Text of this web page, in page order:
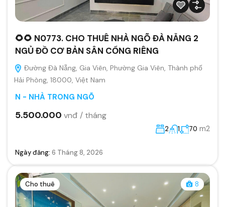
🌻🌻 N0773. CHO THUÊ NHÀ NGÕ ĐÀ NẴNG 2
NGỦ ĐỒ CƠ BẢN SÂN CỔNG RIÊNG
Đường Đà Nẵng, Gia Viên, Phường Gia Viên, Thành phố
Hải Phòng, 18000, Việt Nam
N - NHÀ TRONG NGÕ
5.500.000 vnđ / tháng
2 1 70 m2
Ngày đăng: 6 Tháng 8, 2026
Cho thuê 8